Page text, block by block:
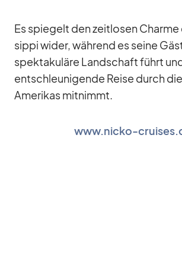
Es spie­gelt den zeit­lo­sen
sippi wi­der, wäh­rend es seine
spek­ta­ku­läre Land­schaft führt
ent­schleu­ni­gende Reise durch
Ame­ri­kas mit­nimmt.
www.nicko-